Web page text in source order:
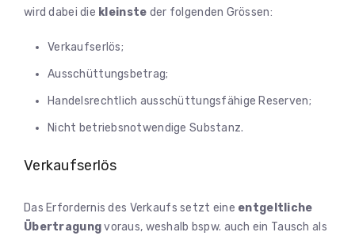
wird dabei die kleinste der folgenden Grössen:
Verkaufserlös;
Ausschüttungsbetrag;
Handelsrechtlich ausschüttungsfähige Reserven;
Nicht betriebsnotwendige Substanz.
Verkaufserlös
Das Erfordernis des Verkaufs setzt eine entgeltliche
Übertragungvoraus, weshalb bspw. auch ein Tausch als